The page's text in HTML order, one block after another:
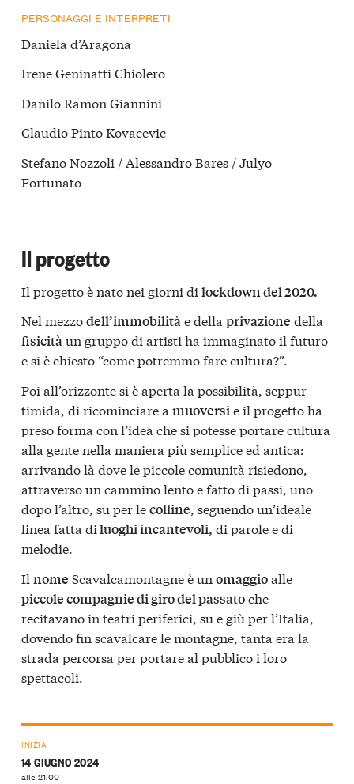
PERSONAGGI E INTERPRETI
Daniela d’Aragona
Irene Geninatti Chiolero
Danilo Ramon Giannini
Claudio Pinto Kovacevic
Stefano Nozzoli / Alessandro Bares / Julyo
Fortunato
Il progetto
Il progetto è nato nei giorni di lockdown del 2020.
Nel mezzodell’immobilitàe della privazione della
fisicitàun gruppo di artisti ha immaginato il futuro
e si è chiesto “come potremmo fare cultura?”.
Poi all’orizzonte si è aperta la possibilità, seppur
timida, di ricominciare a muoversie il progetto ha
preso forma con l’idea che si potesse portare cultura
alla gente nella maniera più semplice ed antica:
arrivando là dove le piccole comunità risiedono,
attraverso un cammino lento e fatto di passi, uno
dopo l’altro, su per lecolline, seguendo un’ideale
linea fatta diluoghi incantevoli, di parole e di
melodie.
Il nome Scavalcamontagne è un omaggioalle
piccole compagnie di giro del passatoche
recitavano in teatri periferici, su e giù per l’Italia,
dovendo fin scavalcare le montagne, tanta era la
strada percorsa per portare al pubblico i loro
spettacoli.
INIZIA
14 GIUGNO 2024
alle 21:00